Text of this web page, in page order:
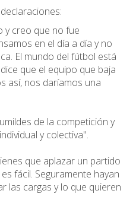
y creo que no fue
en el día a día y no
El mundo del fútbol está
que el equipo que baja
así, nos daríamos una
de la competición y
y colectiva".
que aplazar un partido
fácil. Seguramente hayan
las cargas y lo que quieren